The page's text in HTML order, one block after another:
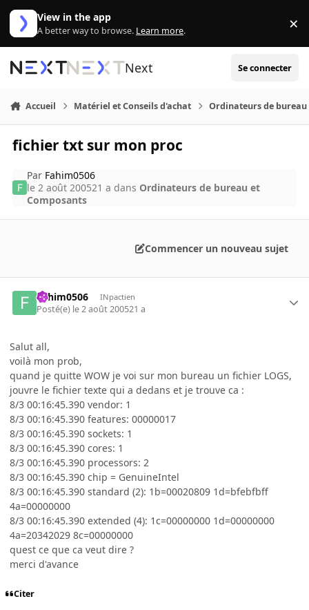
Aller au contenu
View in the app
A better way to browse. Learn more. ×
Next Se connecter
Accueil Matériel et Conseils d'achat Ordinateurs de bureau
fichier txt sur mon proc
Par Fahim0506
le 2 août 200521 a dans Ordinateurs de bureau et
Composants
Commencer un nouveau sujet
Fahim0506 INpactien
Posté(e) le 2 août 200521 a
Salut all,
voilà mon prob,
quand je quitte WOW je voi sur mon bureau un fichier LOGS,
jouvre le fichier texte qui a dedans et je trouve ca :
8/3 00:16:45.390 vendor: 1
8/3 00:16:45.390 features: 00000017
8/3 00:16:45.390 sockets: 1
8/3 00:16:45.390 cores: 1
8/3 00:16:45.390 processors: 2
8/3 00:16:45.390 chip = GenuineIntel
8/3 00:16:45.390 standard (2): 1b=00020809 1d=bfebfbff
4a=00000000
8/3 00:16:45.390 extended (4): 1c=00000000 1d=00000000
4a=20342029 8c=00000000
quest ce que ca veut dire ?
merci d'avance
Citer